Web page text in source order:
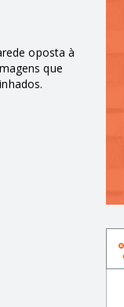
oposta à
que